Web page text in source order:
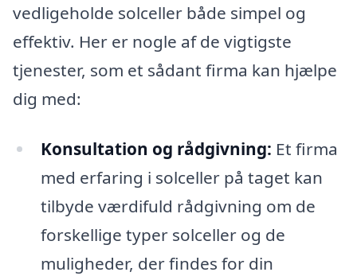
vedligeholde solceller både simpel og
effektiv. Her er nogle af de vigtigste
tjenester, som et sådant firma kan hjælpe
dig med:
Konsultation og rådgivning: Et firma
med erfaring i solceller på taget kan
tilbyde værdifuld rådgivning om de
forskellige typer solceller og de
muligheder, der findes for din